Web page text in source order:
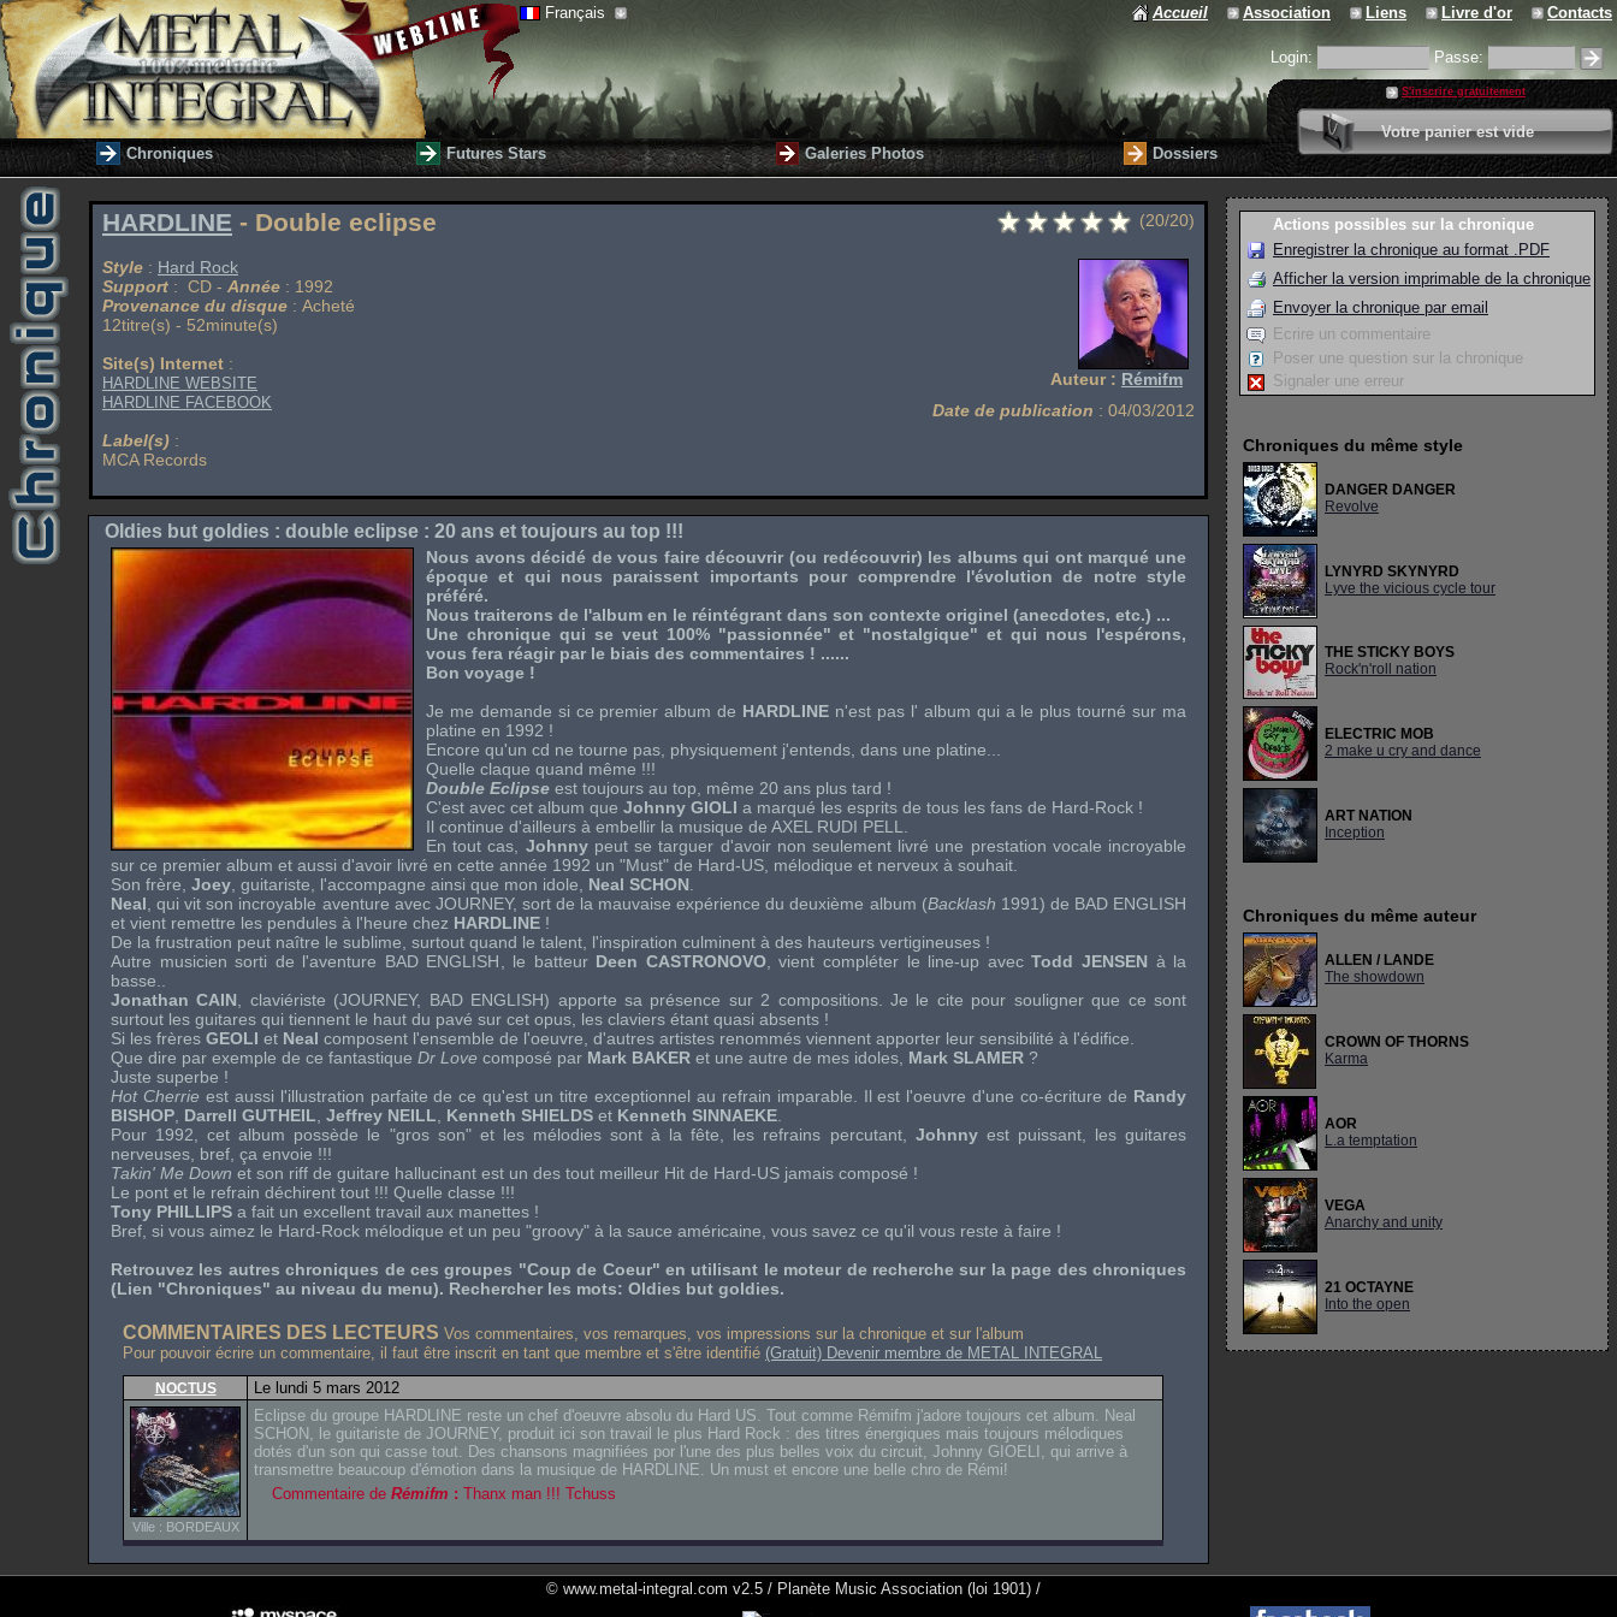
Français Accueil Association Liens Livre d'or Contacts
Login: Passe:
S'inscrire gratuitement
Votre panier est vide
0 article
Valider votre panier
Chroniques Futures Stars Galeries Photos Dossiers
HARDLINE - Double eclipse
Style : Hard Rock
Support : CD - Année : 1992
Provenance du disque : Acheté
12titre(s) - 52minute(s)
Site(s) Internet :
HARDLINE WEBSITE
HARDLINE FACEBOOK
Label(s) :
MCA Records
(20/20)
Auteur : Rémifm
Date de publication : 04/03/2012
Oldies but goldies : double eclipse : 20 ans et toujours au top !!!
Nous avons décidé de vous faire découvrir (ou redécouvrir) les albums qui ont marqué une
époque et qui nous paraissent importants pour comprendre l'évolution de notre style
préféré.
Nous traiterons de l'album en le réintégrant dans son contexte originel (anecdotes, etc.) ...
Une chronique qui se veut 100% "passionnée" et "nostalgique" et qui nous l'espérons,
vous fera réagir par le biais des commentaires ! ......
Bon voyage !
Je me demande si ce premier album de HARDLINE n'est pas l' album qui a le plus tourné sur ma
platine en 1992 !
Encore qu'un cd ne tourne pas, physiquement j'entends, dans une platine...
Quelle claque quand même !!!
Double Eclipse est toujours au top , même 20 ans plus tard !
C'est avec cet album que Johnny GIOLI a marqué les esprits de tous les fans de Hard-Rock !
Il continue d'ailleurs à embellir la musique de AXEL RUDI PELL
En tout cas, Johnnypeut se targuer d'avoir non seulement livré une prestation vocale incroyable
sur ce premier album et aussi d'avoir livré en cette année 1992 un "Must" de Hard-US , mélodique et nerveux à souhait.
Son frère, Joey , guitariste, l'accompagne ainsi que mon idole, Neal SCHON
Neal , qui vit son incroyable aventure avec JOURNEY, sort de la mauvaise expérience du deuxième album (Backlash 1991) de BAD ENGLISH
et vient remettre les pendules à l'heure chez HARDLINE !
De la frustration peut naître le sublime, surtout quand le talent, l'inspiration culminent à des hauteurs vertigineuses !
Autre musicien sorti de l'aventure BAD ENGLISH , le batteur Deen CASTRONOVO, vient compléter le line-up avecTodd JENSEN à la
basse..
Jonathan CAIN , claviériste (JOURNEY, BAD ENGLISH) apporte sa présence sur 2 compositions. Je le cite pour souligner que ce sont
surtout les guitares qui tiennent le haut du pavé sur cet opus, les claviers étant quasi absents !
Si les frères GEOLI et Neal composent l'ensemble de l'oeuvre, d'autres artistes renommés viennent apporter leur sensibilité à l'édifice.
Que dire par exemple de ce fantastique Dr Love composé par Mark BAKER et une autre de mes idoles, Mark SLAMER ?
Juste superbe !
Hot Cherrie est aussi l'illustration parfaite de ce qu'est un titre exceptionnel au refrain imparable. Il est l'oeuvre d'une co-écriture de Randy
BISHOP Darrell GUTHEIL Jeffrey NEILL Kenneth SHIELDS et Kenneth SINNAEKE
Pour 1992, cet album possède le "gros son" et les mélodies sont à la fête, les refrains percutant, Johnny est puissant, les guitares
nerveuses, bref, ça envoie !!!
Takin' Me Down et son riff de guitare hallucinant est un des tout meilleur Hit de Hard-US jamais composé !
Le pont et le refrain déchirent tout !!! Quelle classe !!!
Tony PHILLIPS a fait un excellent travail aux manettes !
Bref, si vous aimez le Hard-Rock mélodique et un peu "groovy" à la sauce américaine, vous savez ce qu'il vous reste à faire !
Retrouvez les autres chroniques de ces groupes "Coup de Coeur" en utilisant le moteur de recherche sur la page des chroniques
(Lien "Chroniques" au niveau du menu). Rechercher les mots: Oldies but goldies.
COMMENTAIRES DES LECTEURS Vos commentaires, vos remarques, vos impressions sur la chronique et sur l'album
Pour pouvoir écrire un commentaire, il faut être inscrit en tant que membre et s'être identifié (Gratuit) Devenir membre de METAL INTEGRAL
NOCTUS Le lundi 5 mars 2012
Ville : BORDEAUX
Eclipse du groupe HARDLINE reste un chef d'oeuvre absolu du Hard US. Tout comme Rémifm j'adore toujours cet album. Neal
SCHON, le guitariste de JOURNEY, produit ici son travail le plus Hard Rock : des titres énergiques mais toujours mélodiques
dotés d'un son qui casse tout. Des chansons magnifiées por l'une des plus belles voix du circuit, Johnny GIOELI, qui arrive à
transmettre beaucoup d'émotion dans la musique de HARDLINE. Un must et encore une belle chro de Rémi!
Commentaire de Rémifm : Thanx man !!! Tchuss
Actions possibles sur la chronique
Enregistrer la chronique au format .PDF
Afficher la version imprimable de la chronique
Envoyer la chronique par email
Ecrire un commentaire
Poser une question sur la chronique
Signaler une erreur
Chroniques du même style
DANGER DANGER
Revolve
LYNYRD SKYNYRD
Lyve the vicious cycle tour
THE STICKY BOYS
Rock'n'roll nation
ELECTRIC MOB
2 make u cry and dance
ART NATION
Inception
Chroniques du même auteur
ALLEN / LANDE
The showdown
CROWN OF THORNS
Karma
AOR
L.a temptation
VEGA
Anarchy and unity
21 OCTAYNE
Into the open
© www.metal-integral.com v2.5 / Planète Music Association (loi 1901) /